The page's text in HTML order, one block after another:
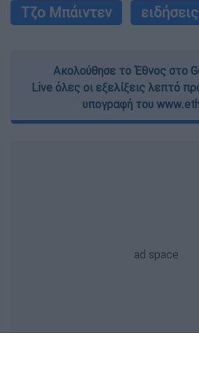
Τζο Μπάιντεν
Ακολούθησε το Έθνος στο
Live όλες οι εξελίξεις λεπτό
υπογραφή του